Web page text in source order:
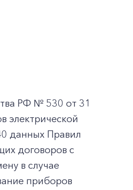
РФ № 530 от 31
электрической
данных Правил
договоров с
в случае
приборов